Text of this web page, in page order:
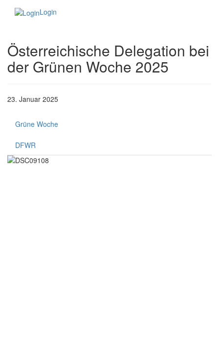
Login
Österreichische Delegation bei
der Grünen Woche 2025
23. Januar 2025
Grüne Woche
DFWR